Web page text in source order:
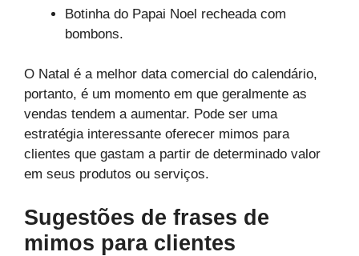
Botinha do Papai Noel recheada com
bombons.
O Natal é a melhor data comercial do calendário,
portanto, é um momento em que geralmente as
vendas tendem a aumentar. Pode ser uma
estratégia interessante oferecer mimos para
clientes que gastam a partir de determinado valor
em seus produtos ou serviços.
Sugestões de frases de
mimos para clientes